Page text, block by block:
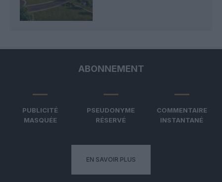
ABONNEMENT
PUBLICITÉ
MASQUÉE
PSEUDONYME
RÉSERVÉ
COMMENTAIRE
INSTANTANÉ
EN SAVOIR PLUS